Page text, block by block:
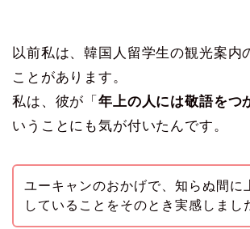
以前私は、韓国人留学生の観光案内
ことがあります。
私は、彼が「年上の人には敬語をつ
いうことにも気が付いたんです。
ユーキャンのおかげで、知らぬ間に
していることをそのとき実感しまし